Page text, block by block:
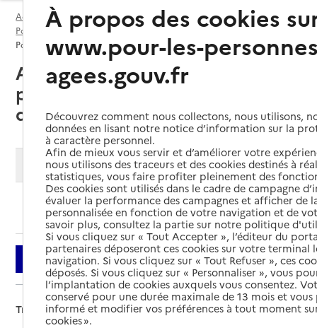
Accueil
Espace annuaire
Points d'information par département
Orne (61)
Point d'information local dédié aux personnes âgées
Argentan (61200) : liste des
points d'information locaux
dédiés aux personnes âgées
Modifier ma recherche
Ajouter cette recherche aux favoris
Filtrer
Trier par :
À propos des cookies
www.pour-les-
agees.gouv.fr
Découvrez comment nous collectons, nous utilisons,
données en lisant notre notice d’information sur la
à caractère personnel.
Afin de mieux vous servir et d’améliorer votre
nous utilisons des traceurs et des cookies destinés à
statistiques, vous faire profiter pleinement des
Des cookies sont utilisés dans le cadre de campagne
évaluer la performance des campagnes et afficher de
personnalisée en fonction de votre navigation et de
savoir plus, consultez la partie sur notre politique
Si vous cliquez sur « Tout Accepter », l’éditeur du
partenaires déposeront ces cookies sur votre terminal
navigation. Si vous cliquez sur « Tout Refuser », ces
déposés. Si vous cliquez sur « Personnaliser », vous
l’implantation de cookies auxquels vous consentez.
conservé pour une durée maximale de 13 mois et
informé et modifier vos préférences à tout moment
cookies ».